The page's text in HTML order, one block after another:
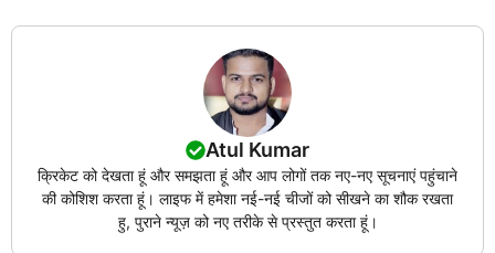
Atul Kumar
क्रिकेट को देखता हूं और समझता हूं और आप लोगों तक नए-नए सूचनाएं पहुंचाने
की कोशिश करता हूं। लाइफ में हमेशा नई-नई चीजों को सीखने का शौक रखता
हु, पुराने न्यूज़ को नए तरीके से प्रस्तुत करता हूं।